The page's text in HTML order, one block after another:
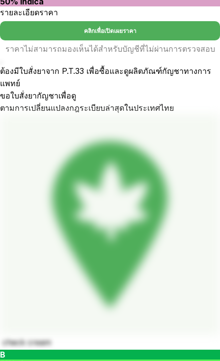
รายละเอียดราคา
คลิกเพื่อเปิดเผยราคา
ราคาไม่สามารถมองเห็นได้สำหรับบัญชีที่ไม่ผ่านการตรวจสอบ
ต้องมีใบสั่งยาจาก P.T.33 เพื่อซื้อและดูผลิตภัณฑ์กัญชาทางการ
แพทย์
ขอใบสั่งยากัญชาเพื่อดู
ตามการเปลี่ยนแปลงกฎระเบียบล่าสุดในประเทศไทย
check cream
B